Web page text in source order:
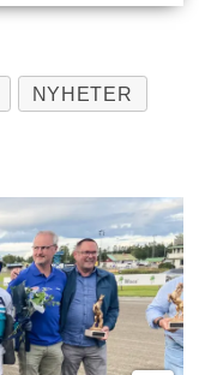
NYHETER